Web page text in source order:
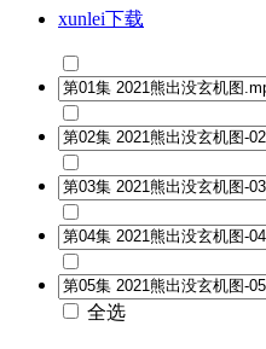
xunlei下载
全选